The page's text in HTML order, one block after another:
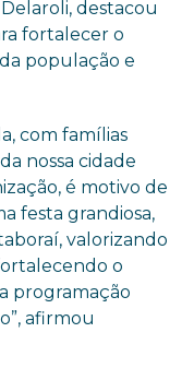
destacou
fortalecer o
população e
com famílias
nossa cidade
é motivo de
festa grandiosa,
valorizando
o
programação
afirmou